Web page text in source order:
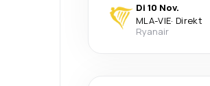
Di 10 Nov.
MLA-VIE· Direkt
Ryanair